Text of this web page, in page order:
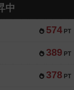
中
574 PT
389 PT
378 PT